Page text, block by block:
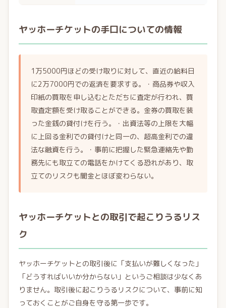
ヤッホーチケットの手口についての情報
1万5000円ほどの受け取りに対して、直近の給料日
に2万7000円での返済を要求する。・商品券や収入
印紙の買取を申し込むとただちに査定が行われ、買
取査定額を受け取ることができる。金券の買取を装
った金銭の貸付けを行う。・出資法等の上限を大幅
に上回る金利での貸付けと同一の、超高金利での違
法な融資を行う。・事前に把握した緊急連絡先や勤
務先にも取立ての電話をかけてくる恐れがあり、取
立てのリスクも闇金とほぼ変わらない。
ヤッホーチケットとの取引で起こりうるリス
ク
ヤッホーチケットとの取引後に「支払いが難しくなった」
「どうすればいいか分からない」というご相談は少なくあ
りません。取引後に起こりうるリスクについて、事前に知
っておくことがご自身を守る第一歩です。